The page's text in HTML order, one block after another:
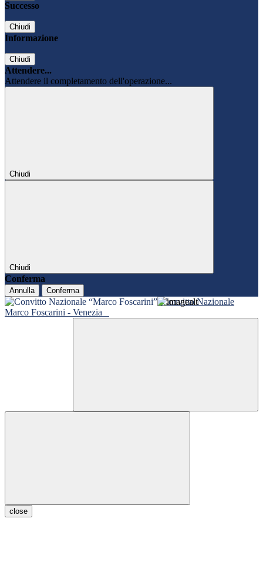
Successo
Chiudi
Informazione
Chiudi
Attendere...
Attendere il completamento dell'operazione...
Chiudi
Chiudi
Conferma
Annulla Conferma
Convitto Nazionale
Marco Foscarini - Venezia
close